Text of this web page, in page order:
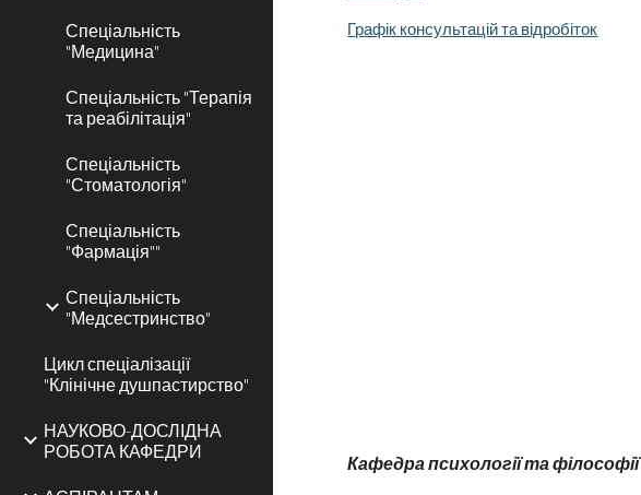
Спеціальність
"Медицина"
Спеціальність "Терапія
та реабілітація"
Спеціальність
"Стоматологія"
Спеціальність
"Фармація""
Спеціальність
"Медсестринство"
Цикл спеціалізації
"Клінічне душпастирство"
НАУКОВО-ДОСЛІДНА
РОБОТА КАФЕДРИ
Графік консультацій та відробіток
Кафедра психології та філософії